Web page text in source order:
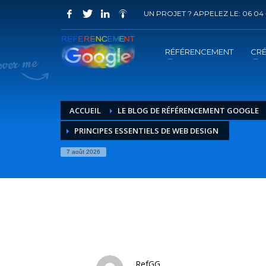
COMMENT ACHETER UN PRESTATION
1 Choisir la prestation
Vous recevrez sous 5 jours ouvrés un mail de
UN PROJET ? APPELEZ LE: 06 04
RÉFÉRENCEMENT
ACCUEIL LE BLOG DE RÉFÉRENCEMENT GOOGLE
PRINCIPES ESSENTIELS DE WEB DESIGN
7 août 2026